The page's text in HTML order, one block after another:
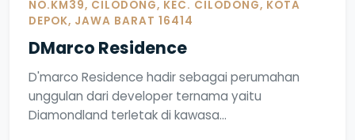
NO.KM39, CILODONG, KEC. CILODONG, KOTA
DEPOK, JAWA BARAT 16414
DMarco Residence
D'marco Residence hadir sebagai perumahan
unggulan dari developer ternama yaitu
Diamondland terletak di kawasa...